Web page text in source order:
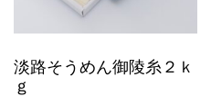
淡路そうめん御陵糸２ｋ
ｇ